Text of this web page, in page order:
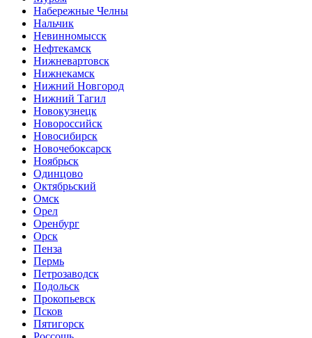
Набережные Челны
Нальчик
Невинномысск
Нефтекамск
Нижневартовск
Нижнекамск
Нижний Новгород
Нижний Тагил
Новокузнецк
Новороссийск
Новосибирск
Новочебоксарск
Ноябрьск
Одинцово
Октябрьский
Омск
Орел
Оренбург
Орск
Пенза
Пермь
Петрозаводск
Подольск
Прокопьевск
Псков
Пятигорск